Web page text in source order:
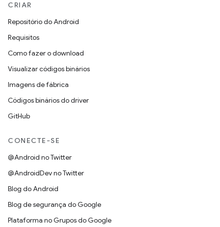
CRIAR
Repositório do Android
Requisitos
Como fazer o download
Visualizar códigos binários
Imagens de fábrica
Códigos binários do driver
GitHub
CONECTE-SE
@Android no Twitter
@AndroidDev no Twitter
Blog do Android
Blog de segurança do Google
Plataforma no Grupos do Google